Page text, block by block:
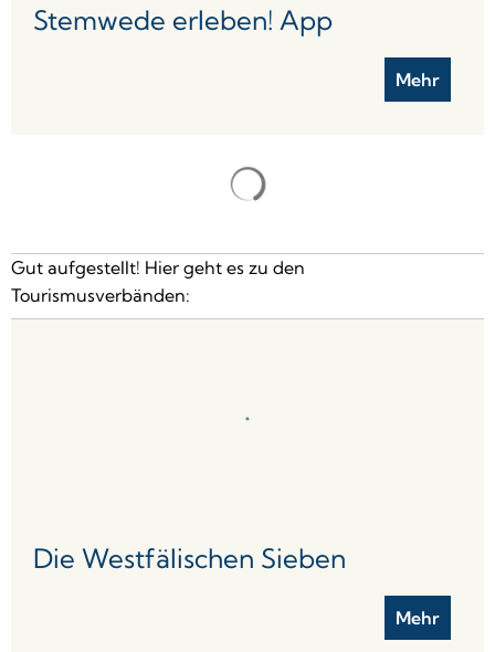
Stemwede erleben! App
Mehr
Gut aufgestellt! Hier geht es zu den
Tourismusverbänden:
Die Westfälischen Sieben
Mehr